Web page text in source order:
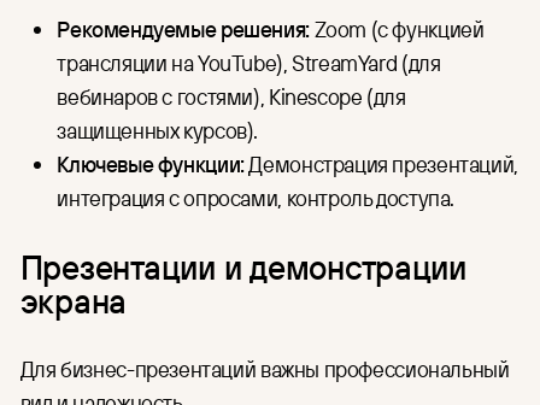
Рекомендуемые решения:Zoom (с функцией
трансляции на YouTube), StreamYard (для
вебинаров с гостями), Kinescope (для
защищенных курсов).
Ключевые функции:Демонстрация презентаций,
интеграция с опросами, контроль доступа.
Презентации и демонстрации
экрана
Для бизнес-презентаций важны профессиональный